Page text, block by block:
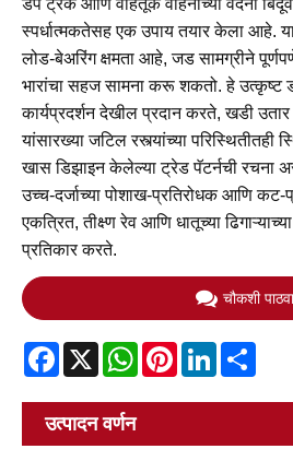
डंप ट्रक आणि वाहतूक वाहनांच्या वेदना
स्पर्धात्मकतेसह एक उपाय तयार केला आहे.
लोड-बेअरिंग क्षमता आहे, जड सामग्रीने
भारांचा सहज सामना करू शकतो. हे उत्कृष्ट
कार्यप्रदर्शन देखील प्रदान करते, खडी
यांसारख्या जटिल रस्त्यांच्या परिस्थितीतही
खास डिझाइन केलेल्या ट्रेड पॅटर्नची
उच्च-दर्जाच्या पोशाख-प्रतिरोधक आणि कट-
एकत्रित, तीक्ष्ण रेव आणि धातूच्या
प्रतिकार करते.
चौकशी पाठवा
Facebook
X WhatsApp
PinterestLinkedIn
उत्पादन वर्णन